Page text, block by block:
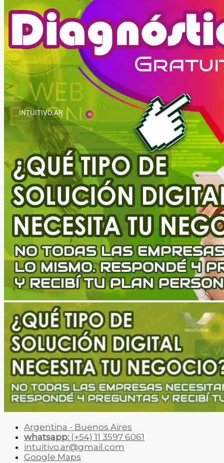
Argentina - Buenos Aires
whatsapp: (+54) 11 3597 6061
intuitivo.ar@gmail.com
Google Maps